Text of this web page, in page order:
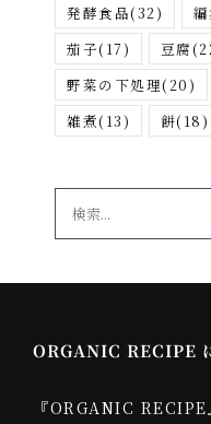
発酵食品(32)
茄子(17) 豆腐
野菜の下処理(20)
雑煮(13) 餅(18)
ORGANIC RECIPE
『ORGANIC